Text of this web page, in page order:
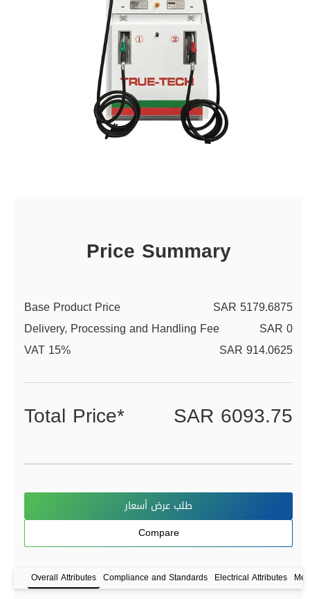
Price Summary
Base Product Price
SAR 5179.6875
Delivery, Processing and Handling Fee
SAR 0
VAT 15%
SAR 914.0625
Total Price* SAR 6093.75
طلب عرض أسعار
Compare
Overall Attributes Compliance and Standards Electrical Attributes